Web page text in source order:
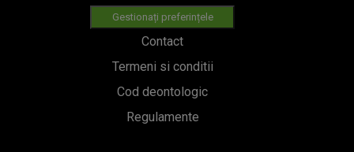
Gestionați preferințele
Contact
Termeni si conditii
Cod deontologic
Regulamente